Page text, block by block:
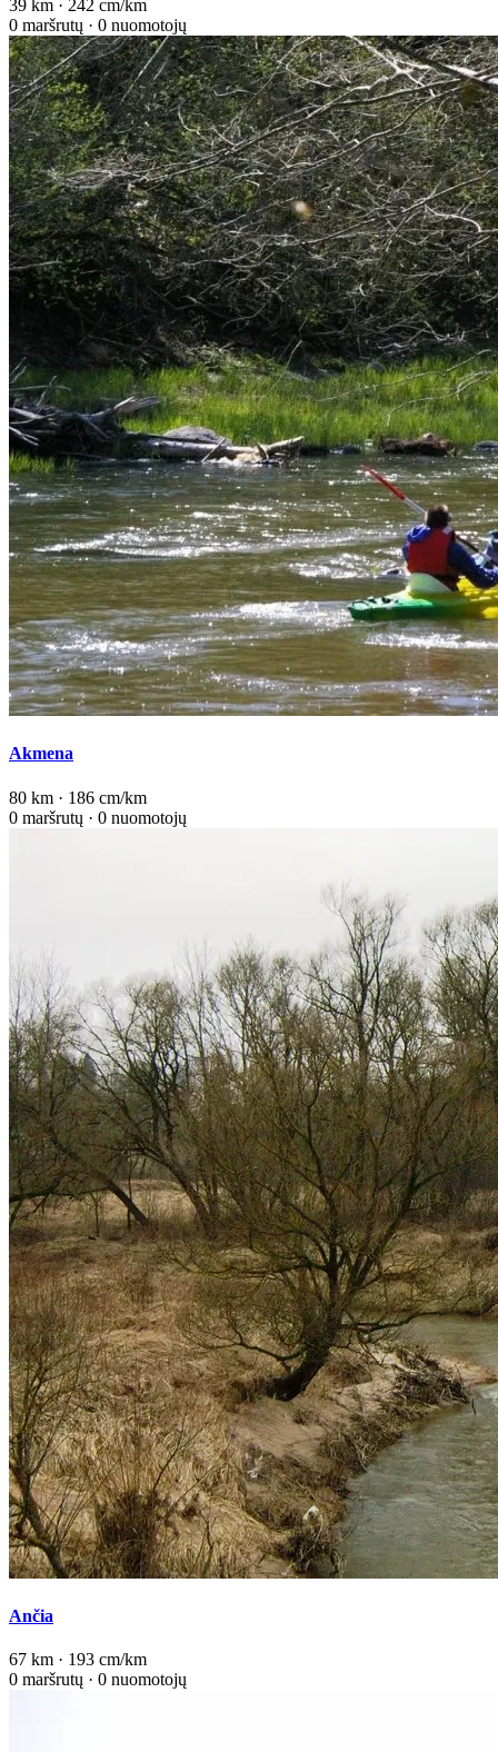
39 km · 242 cm/km
0 maršrutų · 0 nuomotojų
Akmena
80 km · 186 cm/km
0 maršrutų · 0 nuomotojų
Ančia
67 km · 193 cm/km
0 maršrutų · 0 nuomotojų